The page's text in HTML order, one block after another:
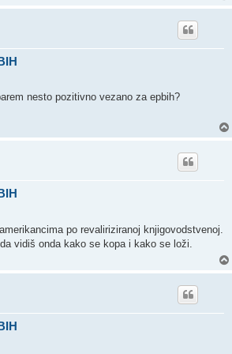
nesto pozitivno vezano za epbih?
po revaliriziranoj knjigovodstvenoj.
vidiš onda kako se kopa i kako se loži.